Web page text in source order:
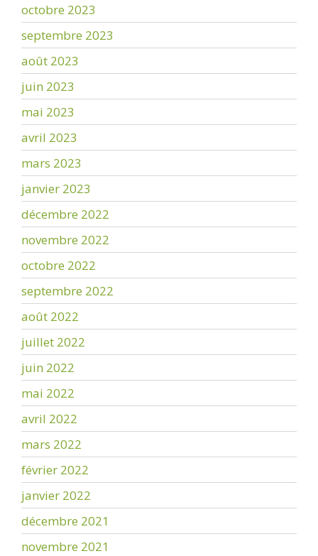
octobre 2023
septembre 2023
août 2023
juin 2023
mai 2023
avril 2023
mars 2023
janvier 2023
décembre 2022
novembre 2022
octobre 2022
septembre 2022
août 2022
juillet 2022
juin 2022
mai 2022
avril 2022
mars 2022
février 2022
janvier 2022
décembre 2021
novembre 2021